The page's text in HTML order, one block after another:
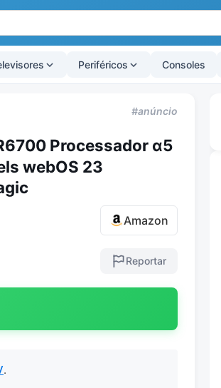
Periféricos Consoles
#anúncio
Processador α5
webOS 23
Amazon
Reportar
.